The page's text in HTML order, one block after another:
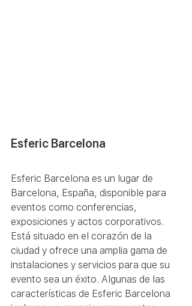
Esferic Barcelona
Esferic Barcelona es un lugar de
Barcelona, España, disponible para
eventos como conferencias,
exposiciones y actos corporativos.
Está situado en el corazón de la
ciudad y ofrece una amplia gama de
instalaciones y servicios para que su
evento sea un éxito. Algunas de las
características de Esferic Barcelona